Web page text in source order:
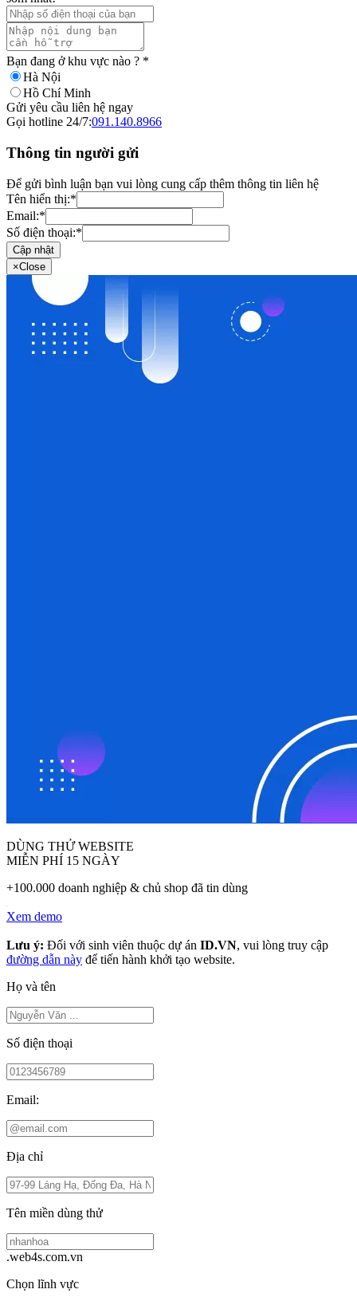
Bạn đang ở khu vực nào ? *
Hà Nội
Hồ Chí Minh
Gửi yêu cầu liên hệ ngay
Gọi hotline 24/7:091.140.8966
Thông tin người gửi
Để gửi bình luận bạn vui lòng cung cấp thêm thông tin liên hệ
Tên hiển thị:*
Email:*
Số điện thoại:*
Cập nhật
×Close
DÙNG THỬ WEBSITE
MIỄN PHÍ 15 NGÀY
+100.000 doanh nghiệp & chủ shop đã tin dùng
Xem demo
Lưu ý: Đối với sinh viên thuộc dự án ID.VN, vui lòng truy cập
đường dẫn này để tiến hành khởi tạo website.
Họ và tên
Số điện thoại
Email:
Địa chỉ
Tên miền dùng thử
.web4s.com.vn
Chọn lĩnh vực